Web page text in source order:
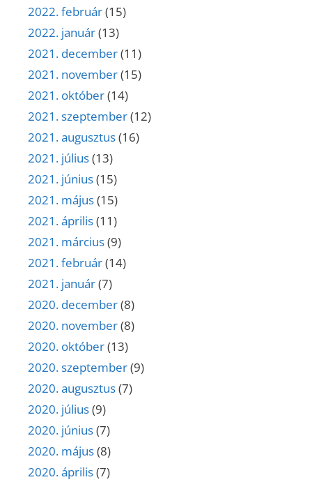
2022. február(15)
2022. január(13)
2021. december(11)
2021. november(15)
2021. október(14)
2021. szeptember(12)
2021. augusztus(16)
2021. július(13)
2021. június(15)
2021. május(15)
2021. április(11)
2021. március(9)
2021. február(14)
2021. január(7)
2020. december(8)
2020. november(8)
2020. október(13)
2020. szeptember(9)
2020. augusztus(7)
2020. július(9)
2020. június(7)
2020. május(8)
2020. április(7)